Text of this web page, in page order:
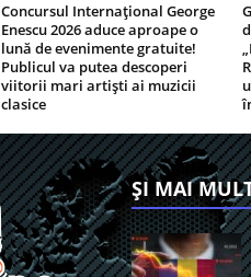
Concursul Internațional George
Enescu 2026 aduce aproape o
lună de evenimente gratuite!
Publicul va putea descoperi
viitorii mari artiști ai muzicii
clasice
ȘI MAI